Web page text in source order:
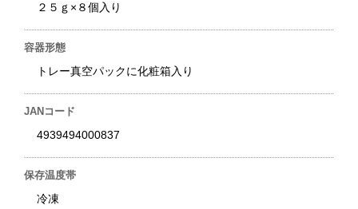
２５ｇ×８個入り
容器形態
トレー真空パックに化粧箱入り
JANコード
4939494000837
保存温度帯
冷凍